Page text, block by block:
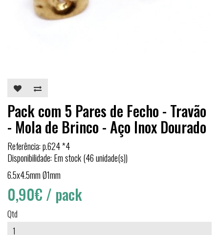
Pack com 5 Pares de Fecho - Travão
- Mola de Brinco - Aço Inox Dourado
Referência: p.624 *4
Disponibilidade: Em stock (46 unidade(s))
6.5x4.5mm Ø1mm
0,90€ / pack
Qtd